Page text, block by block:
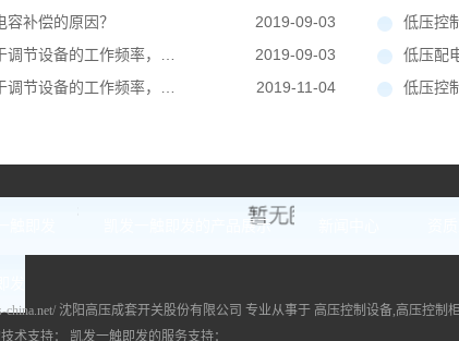
补偿的原因？
2019-09-03 低压控
的工作频率，减少能源损耗
2019-09-03 低压配
的工作频率，减少能源损耗
2019-11-04 低压控
凯发一触即发的产品展示
china.net/ 沈阳高压成套开关股份有限公司 专业从事于 高压控制设备,高压控制
术支持： 凯发一触即发的服务支持：